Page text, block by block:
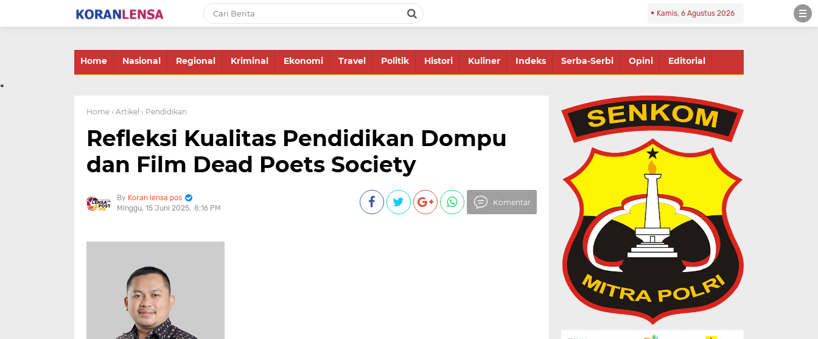
Kamis, 6 Agustus 2026
Home Nasional Regional Kriminal Ekonomi Travel Politik Histori Kuliner Indeks Serba-Serbi Opini Editorial
.
Home › Artikel › Pendidikan
Refleksi Kualitas Pendidikan Dompu
dan Film Dead Poets Society
Koran lensa pos
Minggu, 15 Juni 2025 8:16 PM
Komentar